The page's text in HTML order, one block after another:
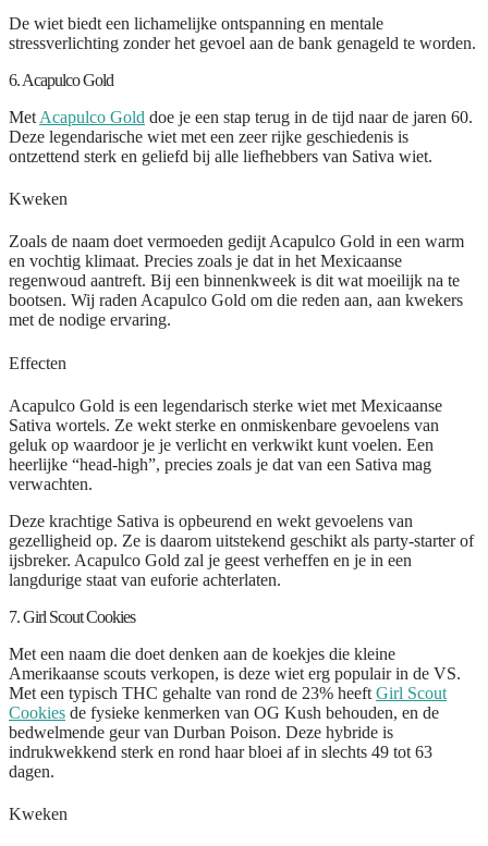
De wiet biedt een lichamelijke ontspanning en mentale
stressverlichting zonder het gevoel aan de bank genageld te worden.
6. Acapulco Gold
Met Acapulco Gold doe je een stap terug in de tijd naar de jaren 60.
Deze legendarische wiet met een zeer rijke geschiedenis is
ontzettend sterk en geliefd bij alle liefhebbers van Sativa wiet.
Kweken
Zoals de naam doet vermoeden gedijt Acapulco Gold in een warm
en vochtig klimaat. Precies zoals je dat in het Mexicaanse
regenwoud aantreft. Bij een binnenkweek is dit wat moeilijk na te
bootsen. Wij raden Acapulco Gold om die reden aan, aan kwekers
met de nodige ervaring.
Effecten
Acapulco Gold is een legendarisch sterke wiet met Mexicaanse
Sativa wortels. Ze wekt sterke en onmiskenbare gevoelens van
geluk op waardoor je je verlicht en verkwikt kunt voelen. Een
heerlijke “head-high”, precies zoals je dat van een Sativa mag
verwachten.
Deze krachtige Sativa is opbeurend en wekt gevoelens van
gezelligheid op. Ze is daarom uitstekend geschikt als party-starter of
ijsbreker. Acapulco Gold zal je geest verheffen en je in een
langdurige staat van euforie achterlaten.
7. Girl Scout Cookies
Met een naam die doet denken aan de koekjes die kleine
Amerikaanse scouts verkopen, is deze wiet erg populair in de VS.
Met een typisch THC gehalte van rond de 23% heeft Girl Scout
Cookies de fysieke kenmerken van OG Kush behouden, en de
bedwelmende geur van Durban Poison. Deze hybride is
indrukwekkend sterk en rond haar bloei af in slechts 49 tot 63
dagen.
Kweken